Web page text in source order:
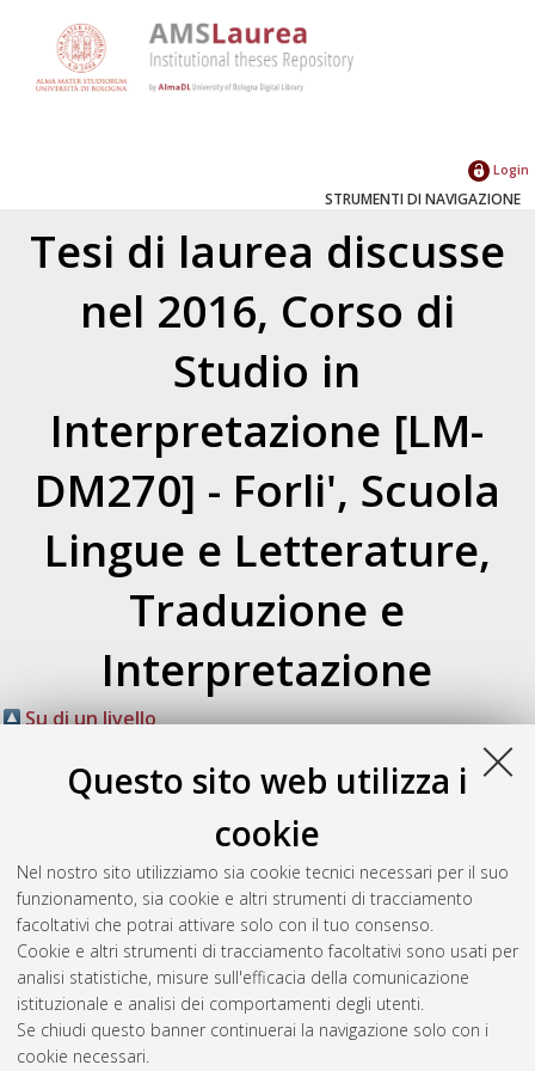
Questo sito web utilizza i
cookie
Nel nostro sito utilizziamo sia cookie tecnici necessari per il suo
funzionamento, sia cookie e altri strumenti di tracciamento
facoltativi che potrai attivare solo con il tuo consenso.
Cookie e altri strumenti di tracciamento facoltativi sono usati per
analisi statistiche, misure sull'efficacia della comunicazione
istituzionale e analisi dei comportamenti degli utenti.
Se chiudi questo banner continuerai la navigazione solo con i
cookie necessari.
Login
STRUMENTI DI NAVIGAZIONE
Tesi di laurea discusse
nel 2016, Corso di
Studio in
Interpretazione [LM-
DM270] - Forli', Scuola
Lingue e Letterature,
Traduzione e
Interpretazione
Su di un livello
Atom
RSS 1.0
Autore della tesi|
Indirizzo |Orientamento|Nessun raggruppamento
Numero di documenti:0.
Questa lista e' stata generata ilSat Aug 8 20:42:55 2026
CEST